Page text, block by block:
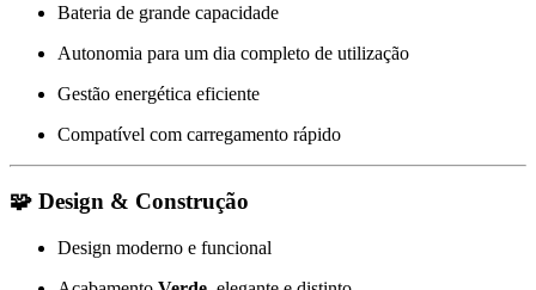
Bateria de grande capacidade
Autonomia para um dia completo de utilização
Gestão energética eficiente
Compatível com carregamento rápido
🧩 Design & Construção
Design moderno e funcional